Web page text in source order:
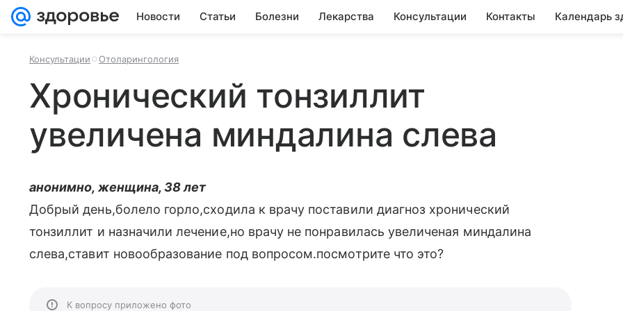
Новости Статьи Болезни Лекарства Консультации Контакты Календарь
Консультации Отоларингология
Хронический тонзиллит
увеличена миндалина слева
анонимно, женщина, 38 лет
Добрый день,болело горло,сходила к врачу поставили диагноз хронический
тонзиллит и назначили лечение,но врачу не понравилась увеличеная миндалина
слева,ставит новообразование под вопросом.посмотрите что это?
К вопросу приложено фото